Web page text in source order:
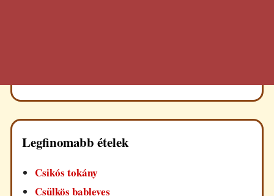
Legfinomabb ételek
Csikós tokány
Csülkös bableves